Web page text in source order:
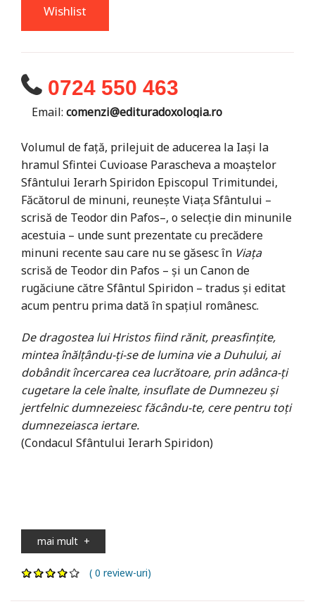
Wishlist
0724 550 463
Email: comenzi@edituradoxologia.ro
Volumul de față, prilejuit de aducerea la Iași la
hramul Sfintei Cuvioase Parascheva a moaștelor
Sfântului Ierarh Spiridon Episcopul Trimitundei,
Făcătorul de minuni, reunește Viața Sfântului –
scrisă de Teodor din Pafos–, o selecție din minunile
acestuia – unde sunt prezentate cu precădere
minuni recente sau care nu se găsesc în Viața
scrisă de Teodor din Pafos – și un Canon de
rugăciune către Sfântul Spiridon – tradus și editat
acum pentru prima dată în spațiul românesc.
De dragostea lui Hristos fiind rănit, preasfințite,
mintea înălțându-ți-se de lumina vie a Duhului, ai
dobândit încercarea cea lucrătoare, prin adânca-ți
cugetare la cele înalte, insuflate de Dumnezeu și
jertfelnic dumnezeiesc făcându-te, cere pentru toți
dumnezeiasca iertare.
(Condacul Sfântului Ierarh Spiridon)
mai mult +
( 0 review-uri)